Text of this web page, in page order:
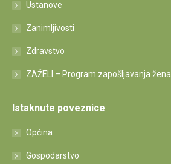
Ustanove
Zanimljivosti
Zdravstvo
ZAŽELI – Program zapošljavanja žena
Istaknute poveznice
Općina
Gospodarstvo